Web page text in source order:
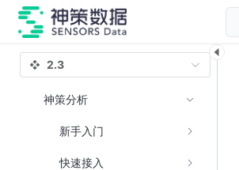
2.3
神策分析
新手入门
快速接入